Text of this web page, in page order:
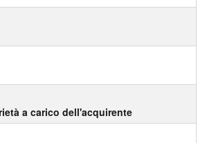
a carico dell'acquirente